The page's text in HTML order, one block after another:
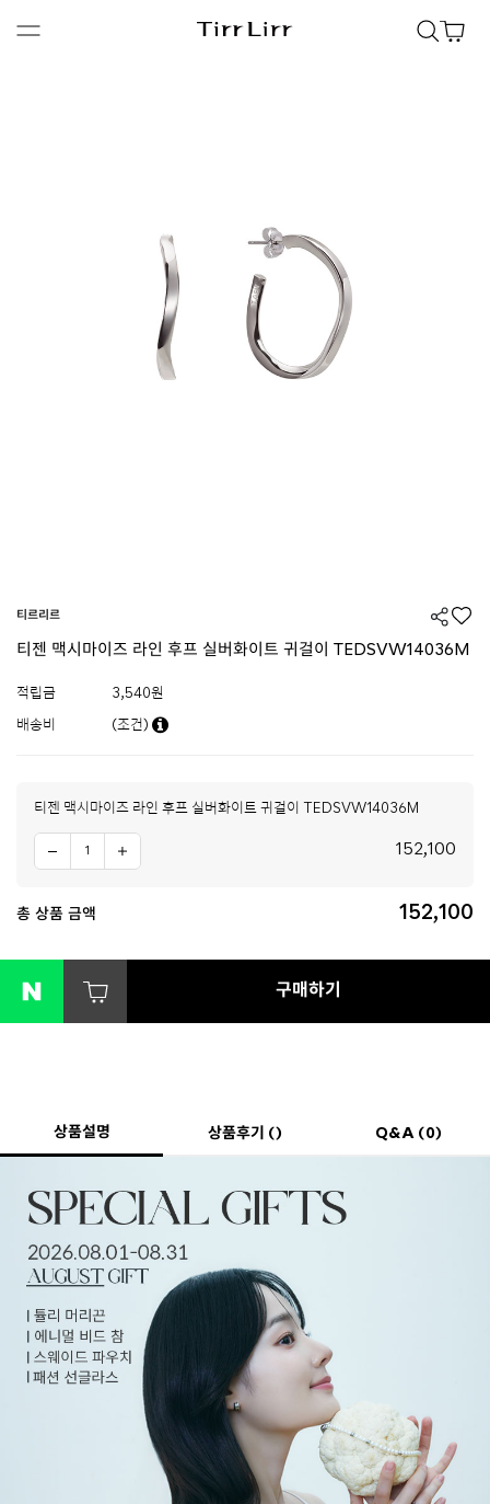
티르리르
티젠 맥시마이즈 라인 후프 실버화이트 귀걸이 TEDSVW14036M
적립금 3,540원
배송비 (조건)
티젠 맥시마이즈 라인 후프 실버화이트 귀걸이 TEDSVW14036M
152,100
총 상품 금액 152,100
구매하기
상품설명 상품후기 () Q&A (0)